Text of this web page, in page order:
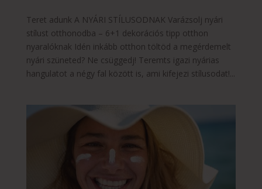
Teret adunk A NYÁRI STÍLUSODNAK Varázsolj nyári
stílust otthonodba – 6+1 dekorációs tipp otthon
nyaralóknak Idén inkább otthon töltöd a megérdemelt
nyári szüneted? Ne csüggedj! Teremts igazi nyárias
hangulatot a négy fal között is, ami kifejezi stílusodat!...